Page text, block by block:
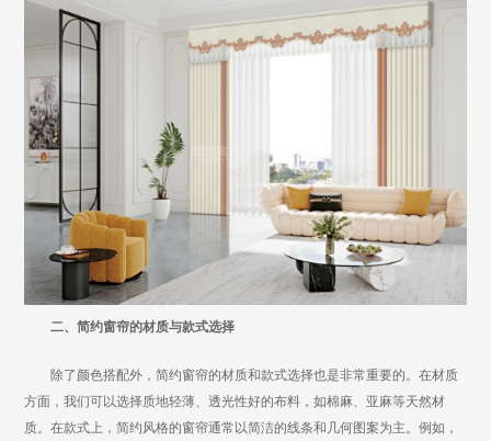
二、简约窗帘的材质与款式选择
除了颜色搭配外，简约窗帘的材质和款式选择也是非常重要的。在材质
方面，我们可以选择质地轻薄、透光性好的布料，如棉麻、亚麻等天然材
质。在款式上，简约风格的窗帘通常以简洁的线条和几何图案为主。例如，